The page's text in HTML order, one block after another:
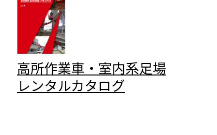
高所作業車・室内系足場
レンタルカタログ